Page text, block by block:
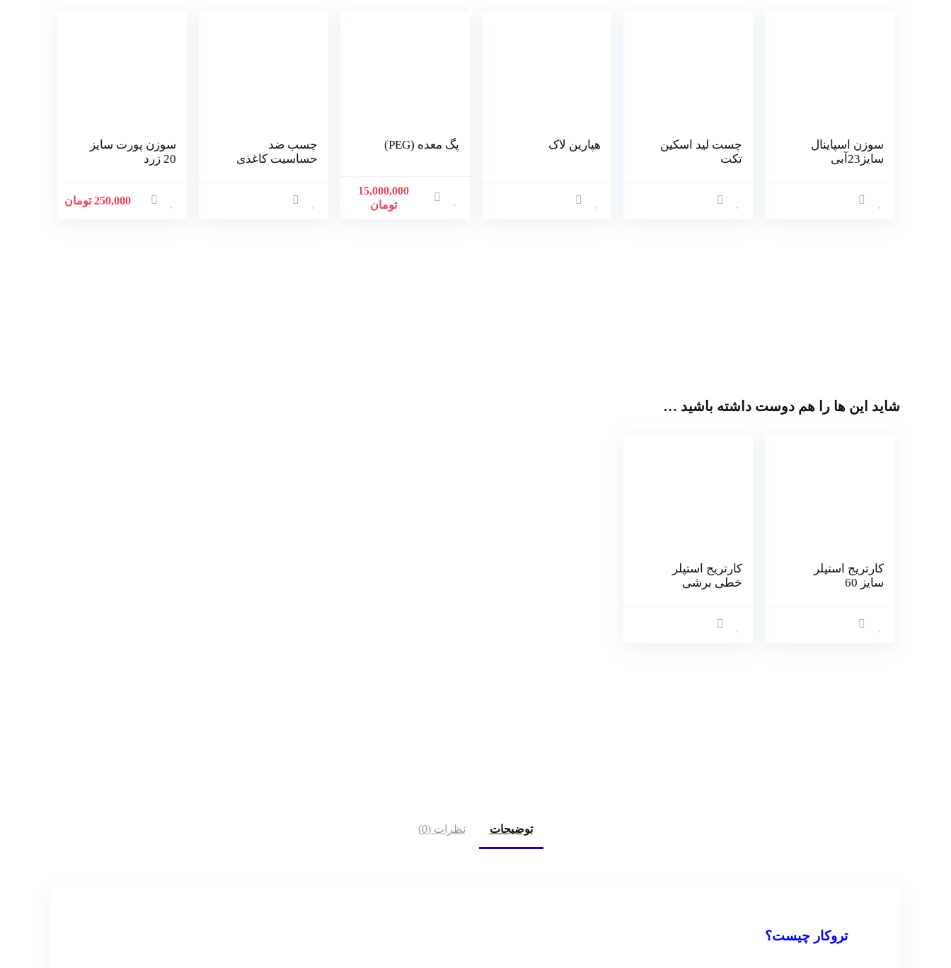
سوزن اسپاینال
سایز23آبی
چست لید اسکین
تکت
هپارین لاک پگ معده (PEG)
15,000,000
تومان
چسب ضد
حساسیت کاغذی
سوزن پورت سایز
20 زرد
250,000 تومان
شاید این ها را هم دوست داشته باشید …
کارتریج استپلر
سایز 60
کارتریج استپلر
خطی برشی
توضیحات نظرات (0)
تروکار چیست؟